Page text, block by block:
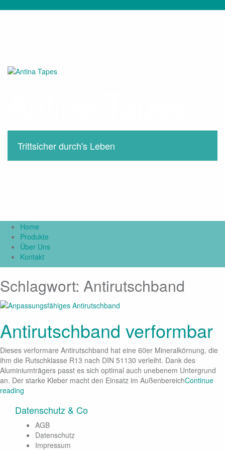
Trittsicher durch's Leben
Home
Produkte
Über Uns
Kontakt
Schlagwort: Antirutschband
Antirutschband verformbar
Dieses verformare Antirutschband hat eine 60er Mineralkörnung, die
ihm die Rutschklasse R13 nach DIN 51130 verleiht. Dank des
Aluminiumträgers passt es sich optimal auch unebenem Untergrund
an. Der starke Kleber macht den Einsatz im AußenbereichContinue
reading
Datenschutz & Co
AGB
Datenschutz
Impressum